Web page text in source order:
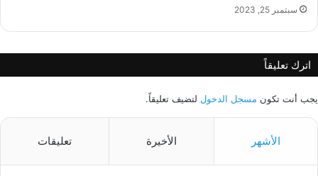
سبتمبر 25, 2023
اترك تعليقاً
يجب أنت تكون مسجل الدخول لتضيف تعليقاً.
الأشهر الأخيرة تعليقات